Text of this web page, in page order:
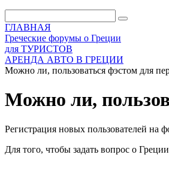
ГЛАВНАЯ
Греческие форумы о Греции
для ТУРИСТОВ
АРЕНДА АВТО В ГРЕЦИИ
Можно ли, пользоваться фэстом для
Можно ли,
Регистрация новых пользователей на
Для того, чтобы задать вопрос о